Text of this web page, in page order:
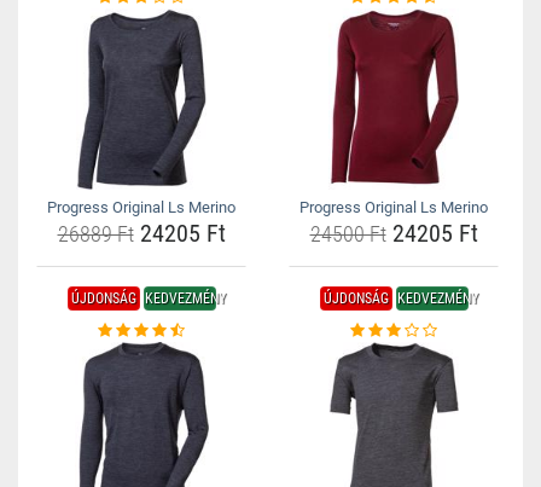
Progress Original Ls Merino
26889 Ft24205 Ft
Progress Original Ls Merino
24500 Ft24205 Ft
ÚJDONSÁG KEDVEZMÉNY ÚJDONSÁG KEDVEZMÉNY